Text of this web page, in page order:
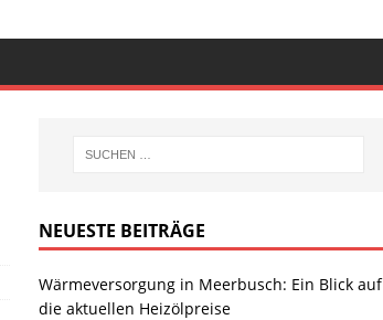
NEUESTE BEITRÄGE
Wärmeversorgung in Meerbusch: Ein Blick auf
die aktuellen Heizölpreise